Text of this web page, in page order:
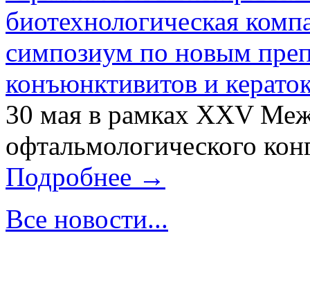
биотехнологическая
симпозиум по новым
конъюнктивитов и
30 мая в рамках XXV
офтальмологического
Подробнее →
Все новости...